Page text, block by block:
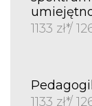
1133 zł*/
1133 zł*/